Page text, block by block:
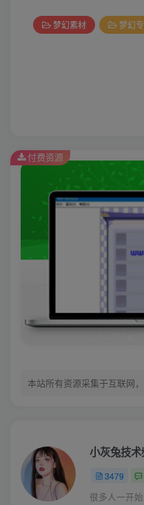
梦幻素材 梦幻
本站所有资源采集于互联网
付费资源
小灰兔技
3479
很多人一开